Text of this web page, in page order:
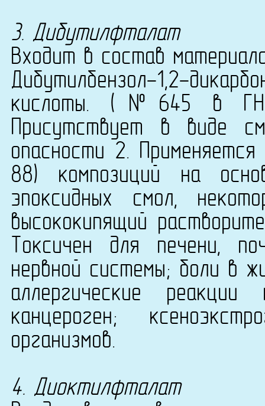
3. Дибутилфталат
Входит в состав
Дибутилбензол-1,2-
кислоты. (№645 в ГН
Присутствует в виде
опасности 2.
88) композиций на
эпоксидных смол,
высококипящий
Токсичен для печени,
нервной системы; боли в
аллергические
канцероген;
организмов.
4. Диоктилфталат